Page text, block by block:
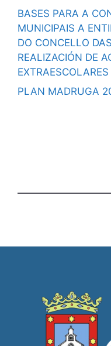
BASES PARA A
MUNICIPAIS A
DO CONCELLO
REALIZACIÓN DE
PLAN MADRUGA